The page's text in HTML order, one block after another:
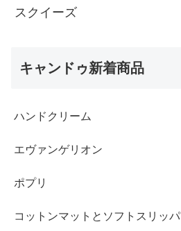
スクイーズ
キャンドゥ新着商品
ハンドクリーム
エヴァンゲリオン
ポプリ
コットンマットとソフトスリッパ